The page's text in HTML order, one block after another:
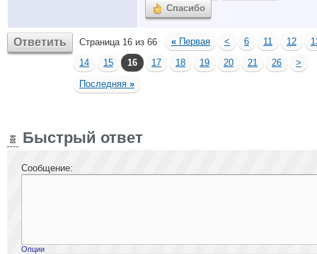
Спасибо
Ответить Страница 16 из 66 « Первая < 6 11 12
14
15 16 17 18 19 20 21 26
>
Последняя »
Быстрый ответ
Сообщение:
Опции